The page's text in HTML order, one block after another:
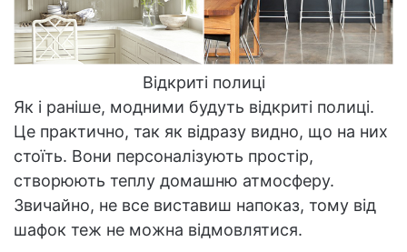
Відкриті полиці
Як і раніше, модними будуть відкриті полиці.
Це практично, так як відразу видно, що на них
стоїть. Вони персоналізують простір,
створюють теплу домашню атмосферу.
Звичайно, не все виставиш напоказ, тому від
шафок теж не можна відмовлятися.